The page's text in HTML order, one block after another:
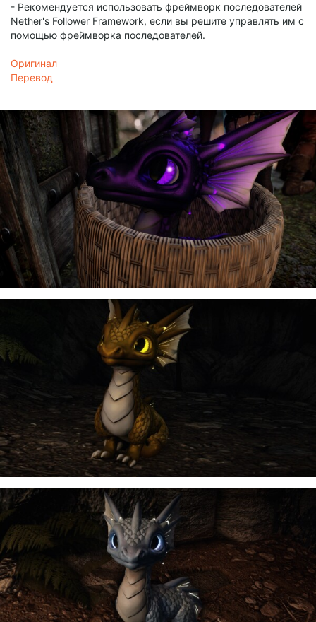
- Рекомендуется использовать фреймворк последователей
Nether's Follower Framework, если вы решите управлять им с
помощью фреймворка последователей.
Оригинал
Перевод